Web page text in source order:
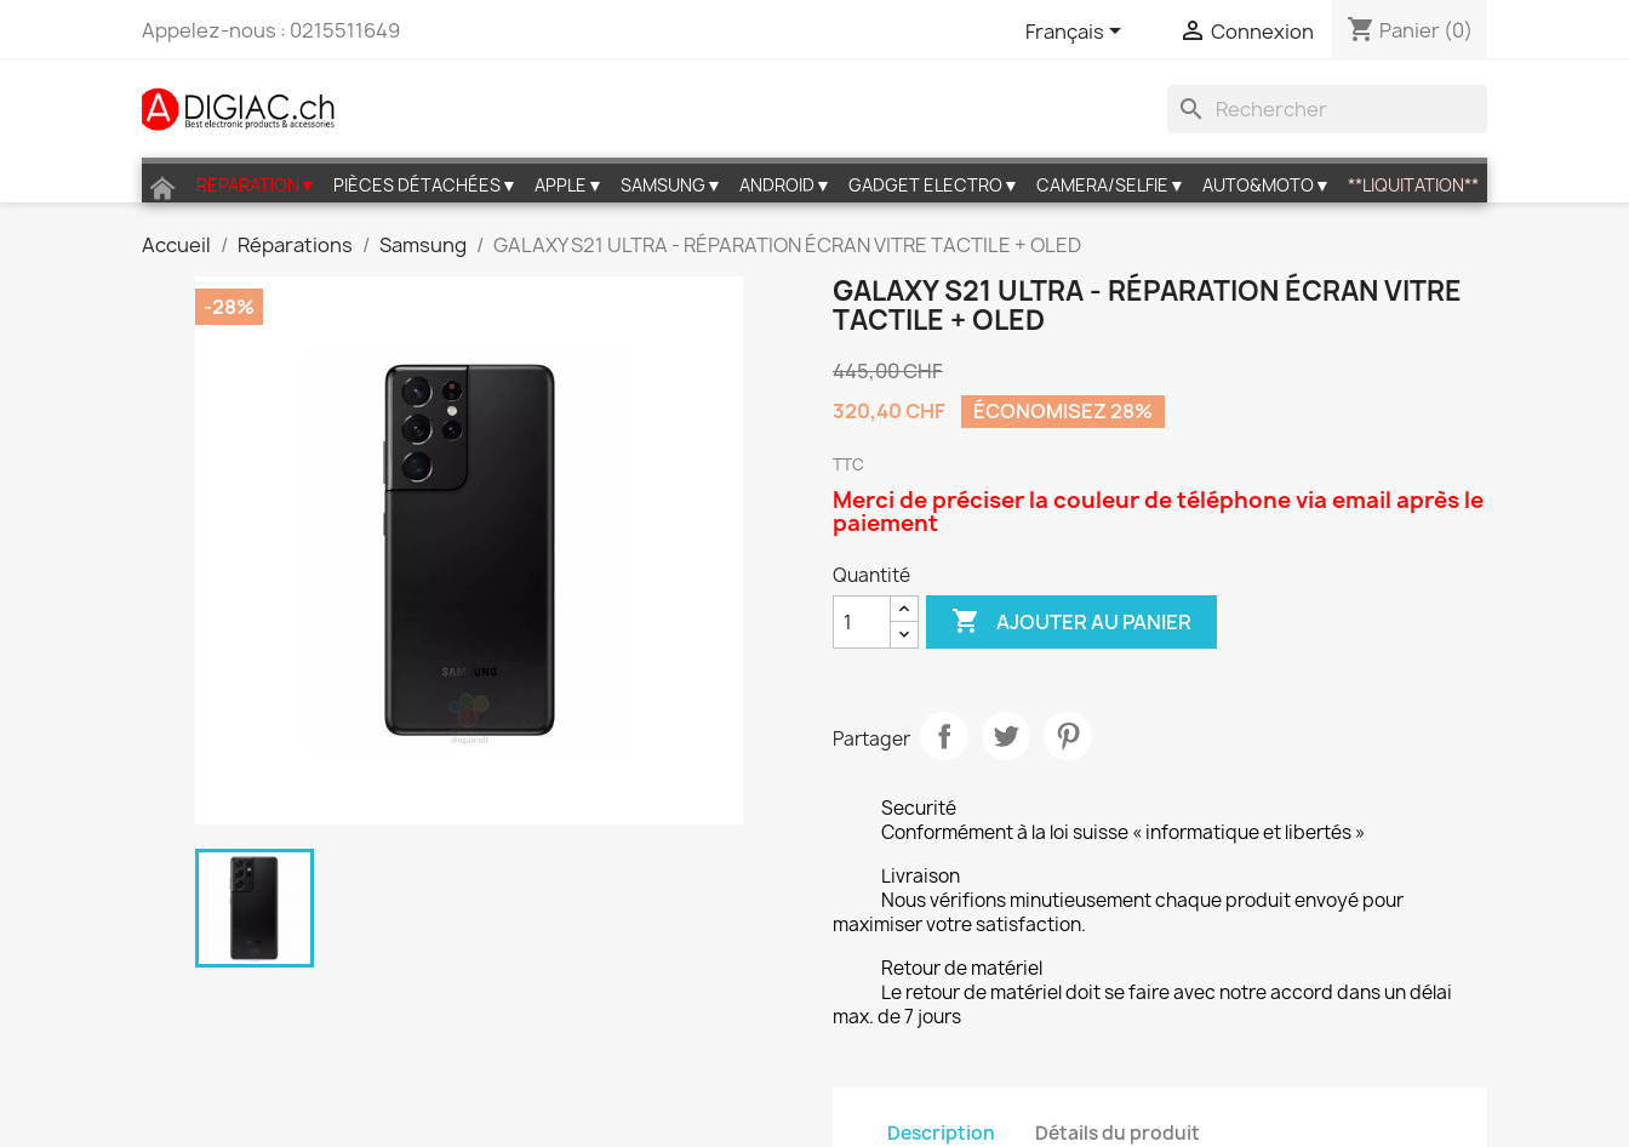
Appelez-nous : 0215511649 Français  Connexion shopping_cart Panier (0)
search
REPARATION▼ PIÈCES DÉTACHÉES▼ APPLE▼ SAMSUNG▼ ANDROID▼ GADGET ELECTRO▼ CAMERA/SELFIE▼ AUTO&MOTO▼ **LIQUITATION**
Accueil Réparations Samsung GALAXY S21 ULTRA - RÉPARATION ÉCRAN VITRE TACTILE + OLED
-28%
GALAXY S21 ULTRA - RÉPARATION ÉCRAN VITRE
TACTILE + OLED
445,00 CHF
320,40 CHF
ÉCONOMISEZ 28%
TTC
Merci de préciser la couleur de téléphone via email après le
paiement
Quantité
 AJOUTER AU PANIER
Partager
Securité
Conformément à la loi suisse « informatique et libertés »
Livraison
Nous vérifions minutieusement chaque produit envoyé pour
maximiser votre satisfaction.
Retour de matériel
Le retour de matériel doit se faire avec notre accord dans un délai
max. de 7 jours
Description Détails du produit